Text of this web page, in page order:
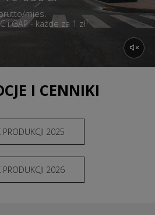
mies.
i GAP - każde za 1 zł1
I CENNIKI
PRODUKCJI 2025
PRODUKCJI 2026